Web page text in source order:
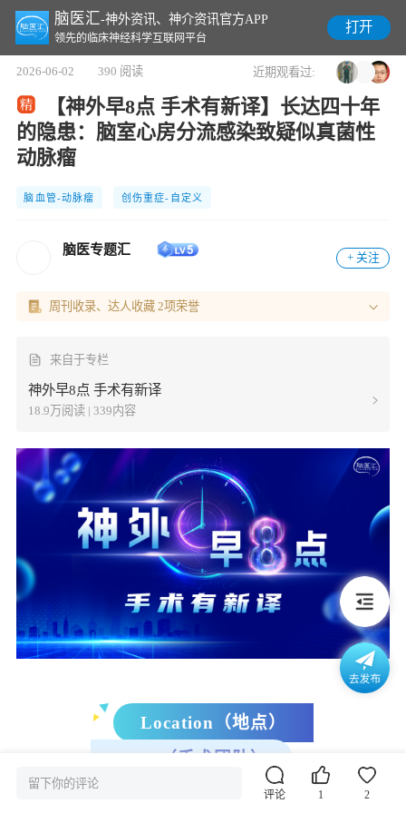
脑医汇-神外资讯、神介资讯官方APP
领先的临床神经科学互联网平台
打开
2026-06-02 390 阅读 近期观看过:
【神外早8点 手术有新译】长达四十年
的隐患：脑室心房分流感染致疑似真菌性
动脉瘤
脑血管-动脉瘤 创伤重症-自定义
脑医专题汇
+ 关注
周刊收录、达人收藏 2项荣誉
来自于专栏
神外早8点 手术有新译
18.9万阅读 | 339内容
Location（地点）
Team（手术团队）
留下你的评论
评论 1 2